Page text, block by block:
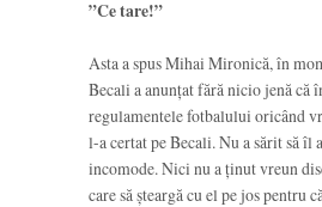
”Ce tare!”
Asta a spus Mihai Mironică, în
Becali a anunțat fără nicio jenă că
regulamentele fotbalului oricând
l-a certat pe Becali. Nu a sărit să îl
incomode. Nici nu a ținut vreun
care să șteargă cu el pe jos pentru